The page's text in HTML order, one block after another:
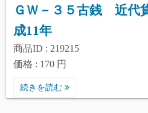
ＧＷ－３５古銭 近代
成11年
商品ID : 219215
価格 : 170 円
続きを読む